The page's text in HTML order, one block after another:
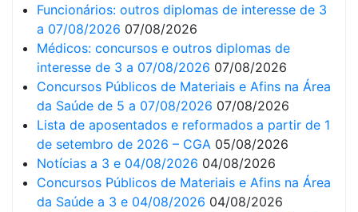
Funcionários: outros diplomas de interesse de 3
a 07/08/2026 07/08/2026
Médicos: concursos e outros diplomas de
interesse de 3 a 07/08/2026 07/08/2026
Concursos Públicos de Materiais e Afins na Área
da Saúde de 5 a 07/08/2026 07/08/2026
Lista de aposentados e reformados a partir de 1
de setembro de 2026 – CGA 05/08/2026
Notícias a 3 e 04/08/2026 04/08/2026
Concursos Públicos de Materiais e Afins na Área
da Saúde a 3 e 04/08/2026 04/08/2026